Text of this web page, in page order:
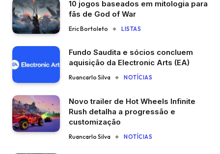
10 jogos baseados em mitologia para
fãs de God of War
Eric Bortoleto LISTAS
Fundo Saudita e sócios concluem
aquisição da Electronic Arts (EA)
Ruancarlo Silva NOTÍCIAS
Novo trailer de Hot Wheels Infinite
Rush detalha a progressão e
customização
Ruancarlo Silva NOTÍCIAS